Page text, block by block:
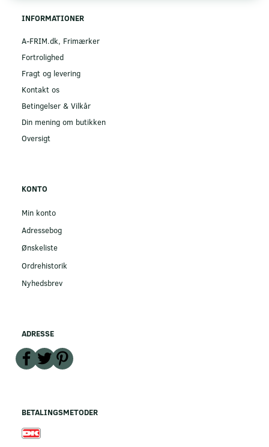
INFORMATIONER
A-FRIM.dk, Frimærker
Fortrolighed
Fragt og levering
Kontakt os
Betingelser & Vilkår
Din mening om butikken
Oversigt
KONTO
Min konto
Adressebog
Ønskeliste
Ordrehistorik
Nyhedsbrev
ADRESSE
BETALINGSMETODER